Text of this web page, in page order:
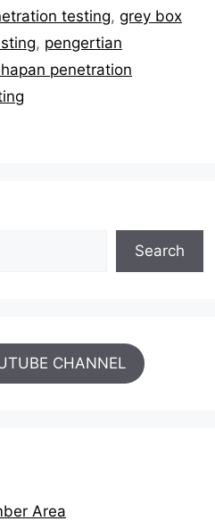
testing, grey box
, pengertian
penetration
Search
CHANNEL
Area